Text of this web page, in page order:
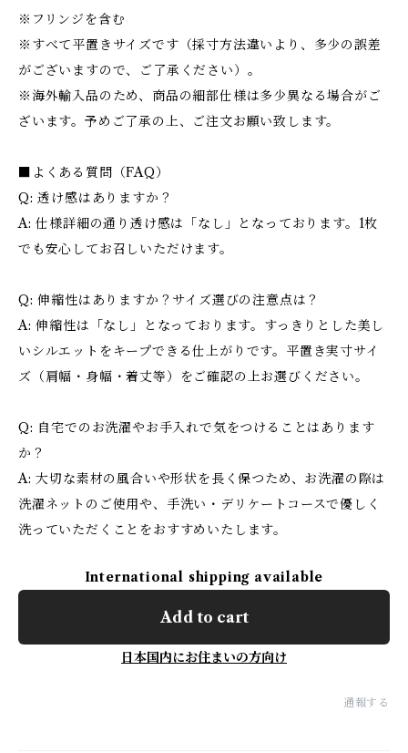
※フリンジを含む
※すべて平置きサイズです（採寸方法違いより、多少の誤差
がございますので、ご了承ください）。
※海外輸入品のため、商品の細部仕様は多少異なる場合がご
ざいます。予めご了承の上、ご注文お願い致します。
■よくある質問（FAQ）
Q: 透け感はありますか？
A: 仕様詳細の通り透け感は「なし」となっております。1枚
でも安心してお召しいただけます。
Q: 伸縮性はありますか？サイズ選びの注意点は？
A: 伸縮性は「なし」となっております。すっきりとした美し
いシルエットをキープできる仕上がりです。平置き実寸サイ
ズ（肩幅・身幅・着丈等）をご確認の上お選びください。
Q: 自宅でのお洗濯やお手入れで気をつけることはあります
か？
A: 大切な素材の風合いや形状を長く保つため、お洗濯の際は
洗濯ネットのご使用や、手洗い・デリケートコースで優しく
洗っていただくことをおすすめいたします。
International shipping available
Add to cart
日本国内にお住まいの方向け
通報する